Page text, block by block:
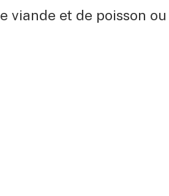
viande et de poisson ou